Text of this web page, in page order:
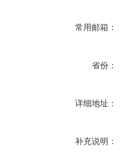
常用邮箱：
省份：
详细地址：
补充说明：